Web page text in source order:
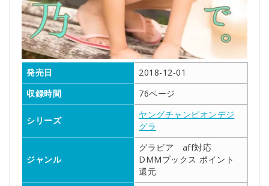
発売日
2018-12-01
収録時間
76ページ
シリーズ
ヤングチャンピオンデジ
グラ
ジャンル
グラビア aff対応
DMMブックス ポイント
還元